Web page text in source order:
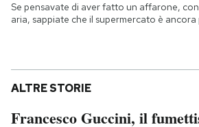
Se pensavate di aver fatto un affarone,
aria, sappiate che il supermercato è
ALTRE STORIE
Francesco Guccini, il